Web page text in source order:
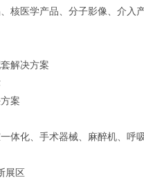
核医学产品、分子影像、介入
解决方案
案
体化、手术器械、麻醉机、呼
展区